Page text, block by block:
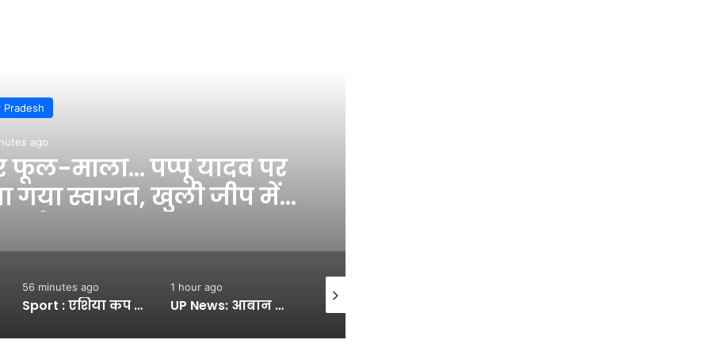
Pradesh
ago
फूल-माला… पप्पू यादव पर
गया स्वागत, खुली जीप में
56 minutes ago
Sport : एशिया कप 2026 से पहले लगा टीम इंडिया को बड़ा झटका, भारत की स्टार बल्लेबाज चोट के चलते हो सकती है बाहर #INA
1 hour ago
UP News: आबान का अंतिम सफर… उमर पहुंचा प्रयागराज, जेल से ‘पर्दों’ के घेरे में अली भी रवाना – INA